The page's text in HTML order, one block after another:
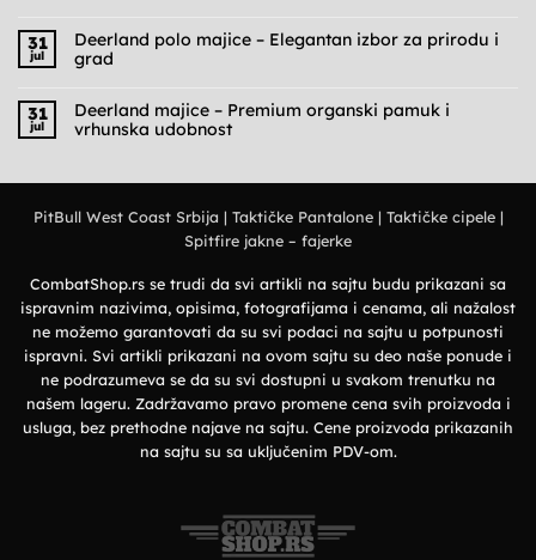
na
Cargo
pantalone
muške
Praktičnost,
udobnost
i
military
31
jul
Deerland polo majice – Elegantan izbor za prirodu i
grad
na
Deerland
polo
izbor
prirodu
i
31
jul
Deerland majice – Premium organski pamuk i
vrhunska udobnost
–
vrhunska
udobnost
PitBull West Coast Srbija | Taktičke Pantalone| Taktičke cipele|
Spitfire jakne – fajerke
CombatShop.rs se trudi da svi artikli na sajtu budu prikazani sa
ispravnim nazivima, opisima, fotografijama i cenama, ali nažalost
ne možemo garantovati da su svi podaci na sajtu u potpunosti
ispravni. Svi artikli prikazani na ovom sajtu su deo naše ponude i
ne podrazumeva se da su svi dostupni u svakom trenutku na
našem lageru. Zadržavamo pravo promene cena svih proizvoda i
usluga, bez prethodne najave na sajtu. Cene proizvoda prikazanih
na sajtu su sa uključenim PDV-om.